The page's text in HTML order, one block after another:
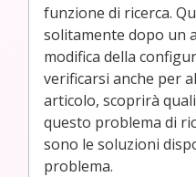
funzione di ricerca.
solitamente dopo un
modifica della
verificarsi anche per
articolo, scoprirà
questo problema di
sono le soluzioni
problema.